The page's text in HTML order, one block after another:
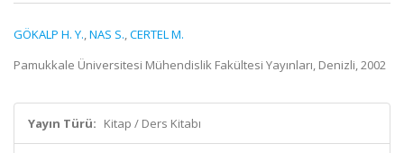
GÖKALP H. Y.,NAS S.,CERTEL M.
Pamukkale Üniversitesi Mühendislik Fakültesi Yayınları, Denizli, 2002
Yayın Türü: Kitap / Ders Kitabı